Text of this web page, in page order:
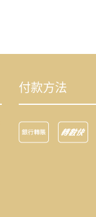
付款方法